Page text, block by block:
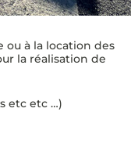
ou à la location des
la réalisation de
etc etc …)